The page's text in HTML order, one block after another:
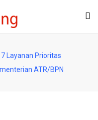
7 Layanan Prioritas
ATR/BPN